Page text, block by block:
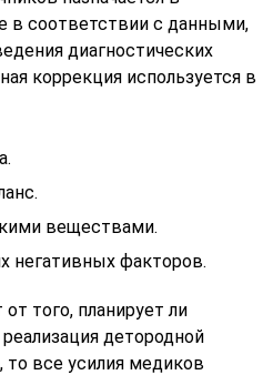
в соответствии с данными,
диагностических
коррекция используется в
веществами.
негативных факторов.
того, планирует ли
детородной
то все усилия медиков